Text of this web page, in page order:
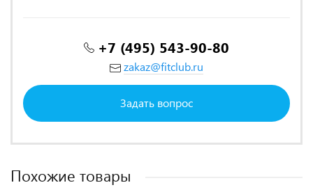
+7 (495) 543-90-80
zakaz@fitclub.ru
Задать вопрос
Похожие товары